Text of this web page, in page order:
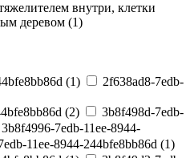
внутри, клетки
деревом (1)
(1)
2f638ad8-7edb-
(2)
3b8f498d-7edb-
3b8f4996-7edb-11ee-8944-
11ee-8944-244bfe8bb86d (1)